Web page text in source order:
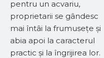
pentru un acvariu,
proprietarii se gândesc
mai întâi la frumusețe și
abia apoi la caracterul
practic și la îngrijirea lor.